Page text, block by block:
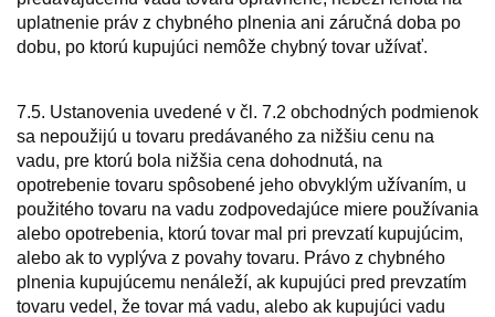
uplatnenie práv z chybného plnenia ani záručná doba po
dobu, po ktorú kupujúci nemôže chybný tovar užívať.
7.5. Ustanovenia uvedené v čl. 7.2 obchodných podmienok
sa nepoužijú u tovaru predávaného za nižšiu cenu na
vadu, pre ktorú bola nižšia cena dohodnutá, na
opotrebenie tovaru spôsobené jeho obvyklým užívaním, u
použitého tovaru na vadu zodpovedajúce miere používania
alebo opotrebenia, ktorú tovar mal pri prevzatí kupujúcim,
alebo ak to vyplýva z povahy tovaru. Právo z chybného
plnenia kupujúcemu nenáleží, ak kupujúci pred prevzatím
tovaru vedel, že tovar má vadu, alebo ak kupujúci vadu